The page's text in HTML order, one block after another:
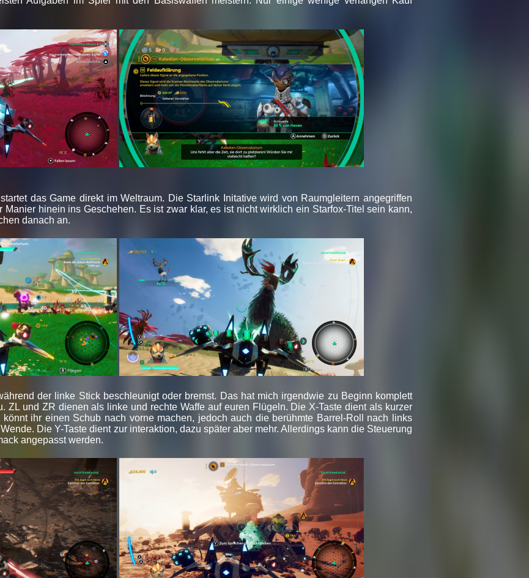
das Game direkt im Weltraum. Die Starlink Initative wird von Raumgleitern angegriffen
Manier hinein ins Geschehen. Es ist zwar klar, es ist nicht wirklich ein Starfox-Titel sein kann,
danach an.
der linke Stick beschleunigt oder bremst. Das hat mich irgendwie zu Beginn komplett
ZL und ZR dienen als linke und rechte Waffe auf euren Flügeln. Die X-Taste dient als kurzer
ihr einen Schub nach vorne machen, jedoch auch die berühmte Barrel-Roll nach links
Die Y-Taste dient zur interaktion, dazu später aber mehr. Allerdings kann die Steuerung
angepasst werden.